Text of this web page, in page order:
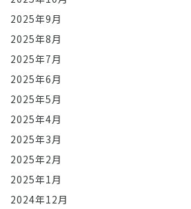
2025年9月
2025年8月
2025年7月
2025年6月
2025年5月
2025年4月
2025年3月
2025年2月
2025年1月
2024年12月